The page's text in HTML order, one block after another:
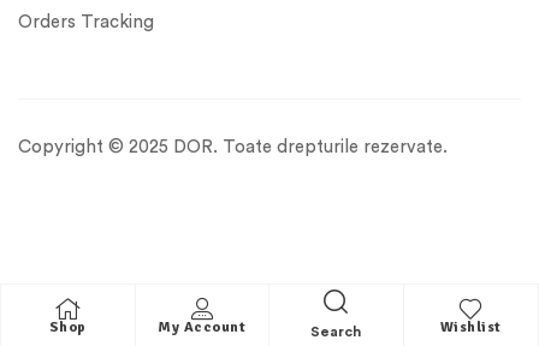
Shop My Account Search Wishlist
Orders Tracking
Copyright © 2025 DOR. Toate drepturile rezervate.